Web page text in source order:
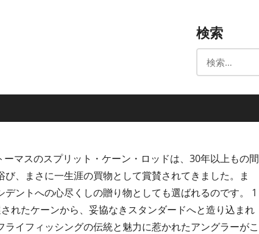
検索
ーマスのスプリット・ケーン・ロッドは、30年以上もの間
、まさに一生涯の買物として賞賛されてきました。ま
ントへの心尽くしの贈り物としても選ばれるのです。 1
れたケーンから、妥協なきスタンダードへと造り込まれ
イフィッシングの伝統と魅力に惹かれたアングラーがこ